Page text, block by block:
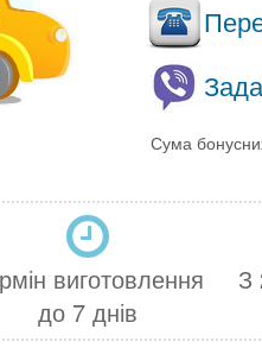
Сума
виготовлення
до 7 днів
З